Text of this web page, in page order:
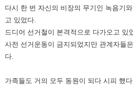
다시 한 번 자신의 비장의 무기인 녹음기
고 있었다.
드디어 선거철이 본격적으로 다가오고 있
사전 선거운동이 금지되었지만 관계자들
다.
가족들도 거의 모두 동원이 되다 시피 했